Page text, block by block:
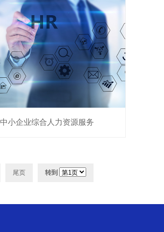
中小企业综合人力资源服务
尾页 转到